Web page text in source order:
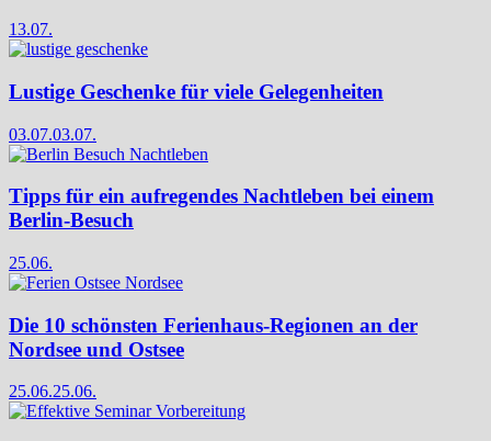
13.07.
Lustige Geschenke für viele Gelegenheiten
03.07.03.07.
Tipps für ein aufregendes Nachtleben bei einem
Berlin-Besuch
25.06.
Die 10 schönsten Ferienhaus-Regionen an der
Nordsee und Ostsee
25.06.25.06.